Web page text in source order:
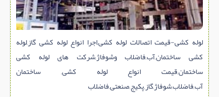
عایق ساختمان
سرویس بهداشتی
پله,نرده,حفاظ
برقی,روشنایی,ایمنی
تاسیسات ساختمان
ابزار آلات ساختمانی
لوله کشی-قیمت اتصالات لوله کشی,اجرا انواع لوله کشی گاز,لوله
کشی ساختمان,آب,فاضلاب وشوفاژ,شرکت های لوله کشی
ساختمان,قیمت انواع لوله کشی, ساختمان
آب,فاضلاب,شوفاژ,گاز,پکیج,صنعتی,فاضلاب